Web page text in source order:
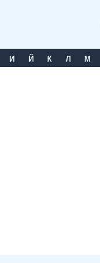
И Й К Л М